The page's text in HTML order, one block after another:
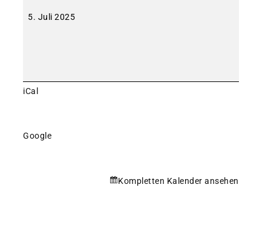
5. Juli 2025
iCal
Google
Kompletten Kalender ansehen